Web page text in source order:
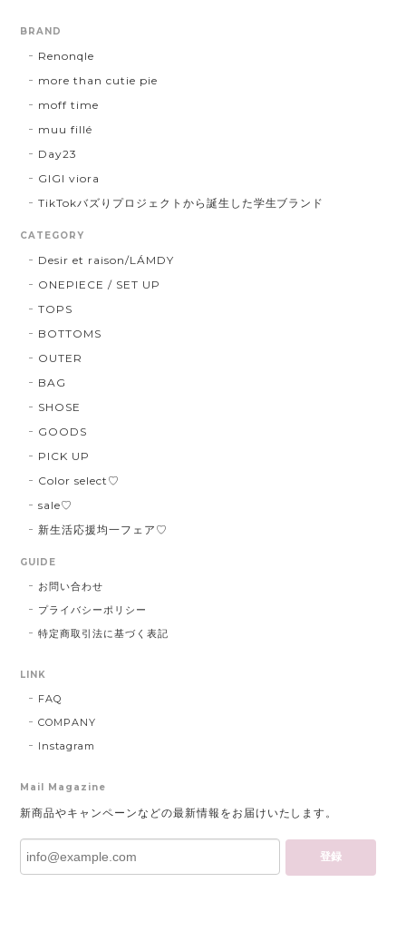
BRAND
Renonqle
more than cutie pie
moff time
muu fillé
Day23
GIGI viora
TikTokバズりプロジェクトから誕生した学生ブランド
CATEGORY
Desir et raison/LÁMDY
ONEPIECE / SET UP
TOPS
BOTTOMS
OUTER
BAG
SHOSE
GOODS
PICK UP
Color select♡
sale♡
新生活応援均一フェア♡
GUIDE
お問い合わせ
プライバシーポリシー
特定商取引法に基づく表記
LINK
FAQ
COMPANY
Instagram
Mail Magazine
新商品やキャンペーンなどの最新情報をお届けいたします。
登録